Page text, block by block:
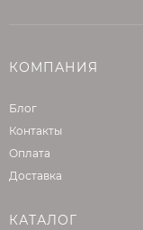
бункер
КОМПАНИЯ
Блог
Контакты
Оплата
Доставка
КАТАЛОГ